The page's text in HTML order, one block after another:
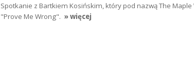
Spotkanie z Bartkiem Kosińskim, który pod nazwą The Maple
"Prove Me Wrong". » więcej